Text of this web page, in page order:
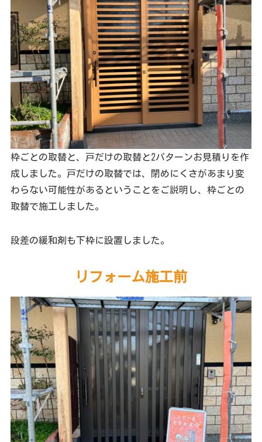
枠ごとの取替と、戸だけの取替と2パターンお見積りを作
成しました。戸だけの取替では、閉めにくさがあまり変
わらない可能性があるということをご説明し、枠ごとの
取替で施工しました。
段差の緩和剤も下枠に設置しました。
リフォーム施工前